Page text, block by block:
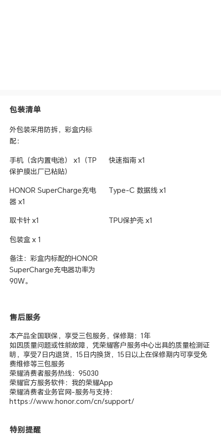
包装清单
外包装采用防拆，彩盒内标
配：
手机（含内置电池） x1（TP
保护膜出厂已粘贴）
快速指南 x1
HONOR SuperCharge充电
器 x1
Type-C 数据线 x1
取卡针 x1 TPU保护壳 x1
包装盒 x 1
备注：彩盒内标配的HONOR
SuperCharge充电器功率为
90W。
售后服务
本产品全国联保，享受三包服务，保修期：1年
如因质量问题或性能故障，凭荣耀客户服务中心出具的质量检测证
明，享受7日内退货，15日内换货，15日以上在保修期内可享受免
费维修等三包服务
荣耀消费者服务热线：95030
荣耀官方服务软件：我的荣耀App
荣耀消费者业务官网-服务与支持：
https://www.honor.com/cn/support/
特别提醒